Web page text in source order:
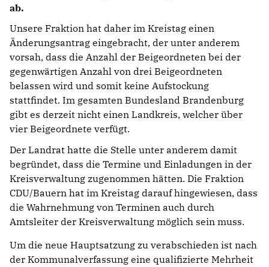
ab.
Unsere Fraktion hat daher im Kreistag einen
Änderungsantrag eingebracht, der unter anderem
vorsah, dass die Anzahl der Beigeordneten bei der
gegenwärtigen Anzahl von drei Beigeordneten
belassen wird und somit keine Aufstockung
stattfindet. Im gesamten Bundesland Brandenburg
gibt es derzeit nicht einen Landkreis, welcher über
vier Beigeordnete verfügt.
Der Landrat hatte die Stelle unter anderem damit
begründet, dass die Termine und Einladungen in der
Kreisverwaltung zugenommen hätten. Die Fraktion
CDU/Bauern hat im Kreistag darauf hingewiesen, dass
die Wahrnehmung von Terminen auch durch
Amtsleiter der Kreisverwaltung möglich sein muss.
Um die neue Hauptsatzung zu verabschieden ist nach
der Kommunalverfassung eine qualifizierte Mehrheit